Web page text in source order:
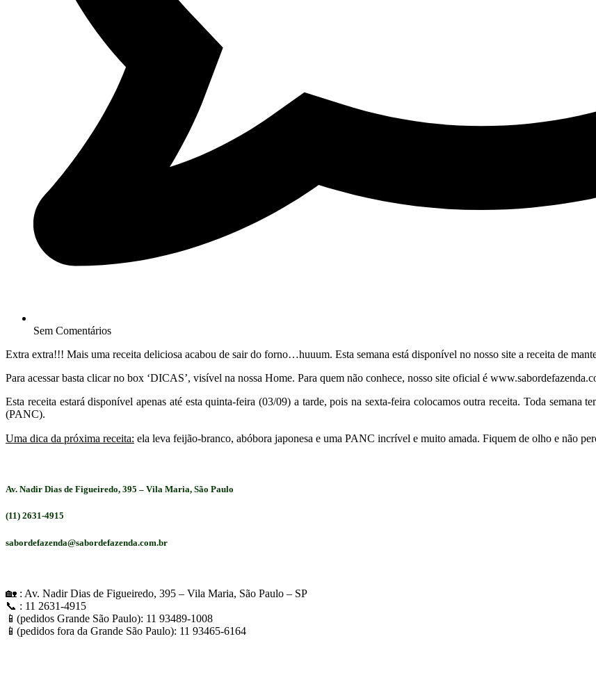
Sem Comentários
Extra extra!!! Mais uma receita deliciosa acabou de sair do forno…huuum. Esta semana está disponível no nosso site a receita de
Para acessar basta clicar no box ‘DICAS’, visível na nossa Home. Para quem não conhece, nosso site oficial é
Esta receita estará disponível apenas até esta quinta-feira (03/09) a tarde, pois na sexta-feira colocamos outra receita. Toda
(PANC).
Uma dica da próxima receita: ela leva feijão-branco, abóbora japonesa e uma PANC incrível e muito amada. Fiquem de olho e não
Av. Nadir Dias de Figueiredo, 395 – Vila Maria, São Paulo
(11) 2631-4915
sabordefazenda@sabordefazenda.com.br
🏡 : Av. Nadir Dias de Figueiredo, 395 – Vila Maria, São Paulo – SP
📞 : 11 2631-4915
📱(pedidos Grande São Paulo): 11 93489-1008
📱(pedidos fora da Grande São Paulo): 11 93465-6164